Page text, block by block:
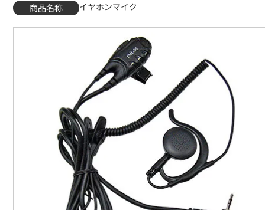
商品名称
イヤホンマイク